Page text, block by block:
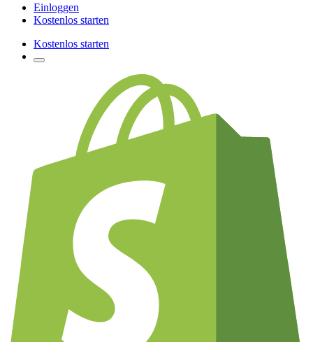
Einloggen
Kostenlos starten
Kostenlos starten